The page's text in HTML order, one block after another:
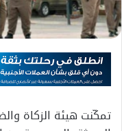
تمكّنت هيئة الزكاة